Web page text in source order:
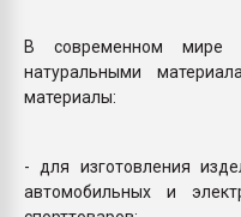
В современном
натуральными
материалы:
- для изготовления
автомобильных и